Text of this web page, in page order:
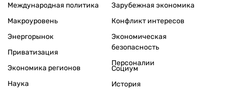
Международная политика
Макроуровень
Энергорынок
Приватизация
Экономика регионов
Зарубежная экономика
Конфликт интересов
Экономическая
безопасность
Персоналии
Наука
Социум
История